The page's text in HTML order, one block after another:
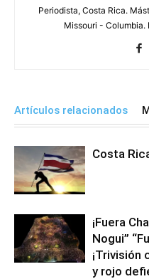
Periodista, Costa Rica.
Missouri - Columbia.
Artículos relacionados
Costa
¡Fuera
Nogui”
¡Trivisión
y rojo